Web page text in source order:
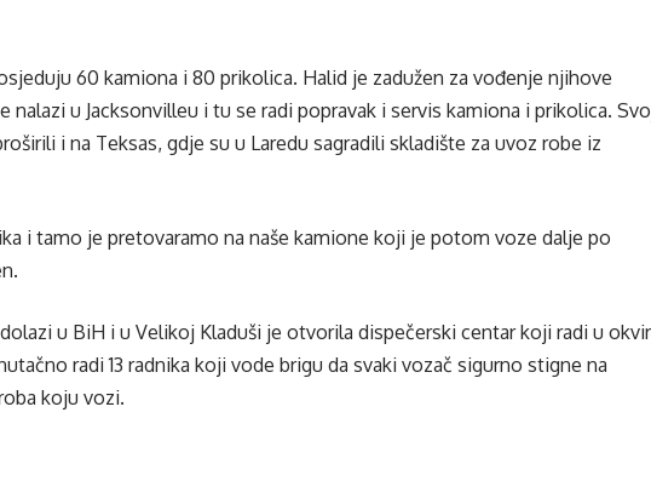
60 kamiona i 80 prikolica. Halid je zadužen za vođenje njihove
nalazi u Jacksonvilleu i tu se radi popravak i servis kamiona i prikolica.
i na Teksas, gdje su u Laredu sagradili skladište za uvoz robe iz
i tamo je pretovaramo na naše kamione koji je potom voze dalje po
u BiH i u Velikoj Kladuši je otvorila dispečerski centar koji radi u
radi 13 radnika koji vode brigu da svaki vozač sigurno stigne na
koju vozi.